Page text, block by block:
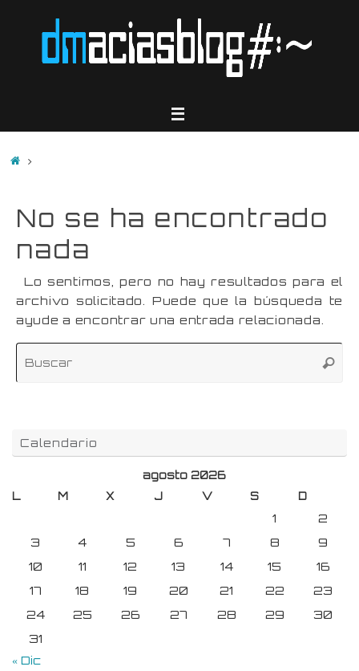
Inicio
No se ha encontrado
nada
Lo sentimos, pero no hay resultados para el
archivo solicitado. Puede que la búsqueda te
ayude a encontrar una entrada relacionada.
Buscar
Calendario
agosto 2026
L
M X J V S D
1
2
3
4 5 6 7 8
9
10
11 12 13 14 15
16
17
18 19 20 21 22
23
24
25 26 27 28 29
30
31
« Dic